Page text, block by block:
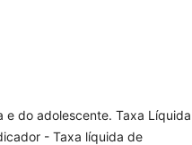
e do adolescente. Taxa Líquida
- Taxa líquida de